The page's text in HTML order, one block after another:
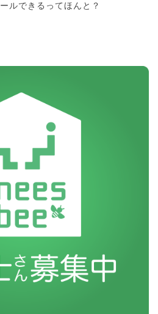
ールできるってほんと？